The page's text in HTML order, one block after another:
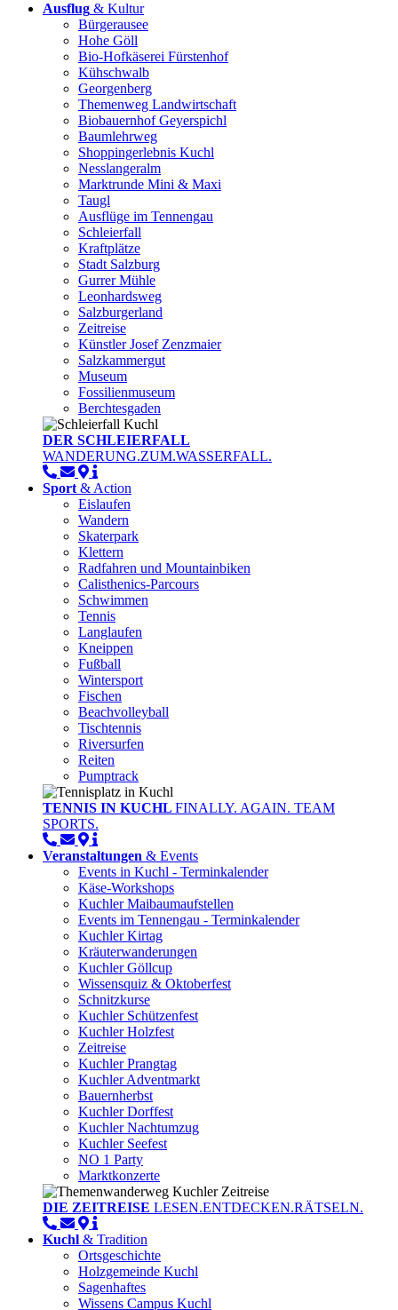
Ausflug & Kultur
Bürgerausee
Hohe Göll
Bio-Hofkäserei Fürstenhof
Kühschwalb
Georgenberg
Themenweg Landwirtschaft
Biobauernhof Geyerspichl
Baumlehrweg
Shoppingerlebnis Kuchl
Nesslangeralm
Marktrunde Mini & Maxi
Taugl
Ausflüge im Tennengau
Schleierfall
Kraftplätze
Stadt Salzburg
Gurrer Mühle
Leonhardsweg
Salzburgerland
Zeitreise
Künstler Josef Zenzmaier
Salzkammergut
Museum
Fossilienmuseum
Berchtesgaden
DER SCHLEIERFALL
WANDERUNG.ZUM.WASSERFALL.
Sport& Action
Eislaufen
Wandern
Skaterpark
Klettern
Radfahren und Mountainbiken
Calisthenics-Parcours
Schwimmen
Tennis
Langlaufen
Kneippen
Fußball
Wintersport
Fischen
Beachvolleyball
Tischtennis
Riversurfen
Reiten
Pumptrack
TENNIS IN KUCHL FINALLY. AGAIN. TEAM
SPORTS.
Veranstaltungen & Events
Events in Kuchl - Terminkalender
Käse-Workshops
Kuchler Maibaumaufstellen
Events im Tennengau - Terminkalender
Kuchler Kirtag
Kräuterwanderungen
Kuchler Göllcup
Wissensquiz & Oktoberfest
Schnitzkurse
Kuchler Schützenfest
Kuchler Holzfest
Zeitreise
Kuchler Prangtag
Kuchler Adventmarkt
Bauernherbst
Kuchler Dorffest
Kuchler Nachtumzug
Kuchler Seefest
NO 1 Party
Marktkonzerte
DIE ZEITREISE LESEN.ENTDECKEN.RÄTSELN.
Kuchl & Tradition
Ortsgeschichte
Holzgemeinde Kuchl
Sagenhaftes
Wissens Campus Kuchl